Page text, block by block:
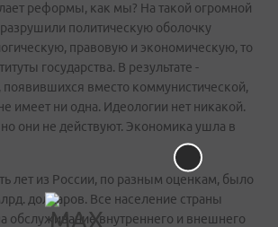
реформы, как мы? На такой огромной
политическую оболочку
правовую и экономическую, то
государства. В результате -
появившихся вместо коммунистической,
имеет ни одна. Идеологии нет никакой.
они не действуют. Экономика ушла в
лет из России, по разным оценкам, было
долларов. Все население страны
обслуживание внутреннего и внешнего